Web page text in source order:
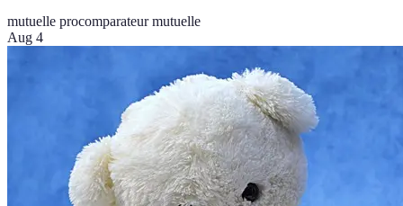
mutuelle procomparateur mutuelle
Aug 4